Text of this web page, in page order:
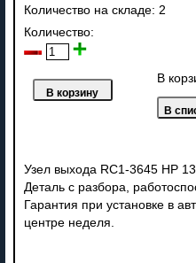
Количество на складе: 2
Количество:
В
Узел выхода RC1-3645 HP
Деталь с разбора,
Гарантия при установке в
центре неделя.